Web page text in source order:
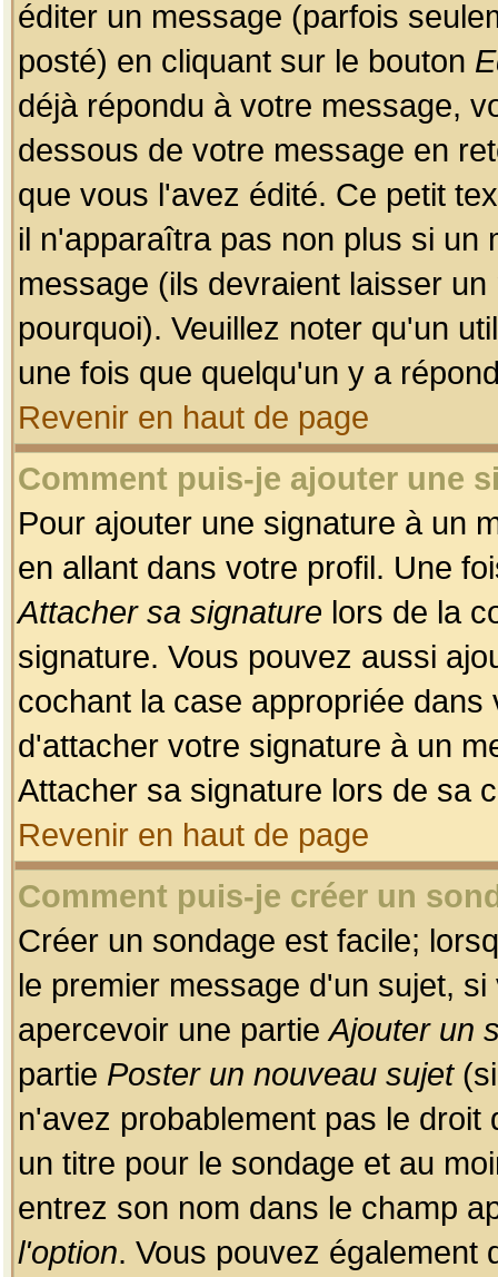
éditer un message (parfois
posté) en cliquant sur le bouton
déjà répondu à votre message,
dessous de votre message en
que vous l'avez édité. Ce petit
il n'apparaîtra pas non plus si un
message (ils devraient laisser
pourquoi). Veuillez noter qu'un
une fois que quelqu'un y a
Revenir en haut de page
Comment puis-je ajouter une
Pour ajouter une signature à un
en allant dans votre profil. Une
Attacher sa signature lors de la
signature. Vous pouvez aussi
cochant la case appropriée
d'attacher votre signature à un
Attacher sa signature lors de sa
Revenir en haut de page
Comment puis-je créer un
Créer un sondage est facile;
le premier message d'un sujet,
apercevoir une partieAjouter un
partie Poster un nouveau sujet(si
n'avez probablement pas le
un titre pour le sondage et au
entrez son nom dans le champ
l'option. Vous pouvez également